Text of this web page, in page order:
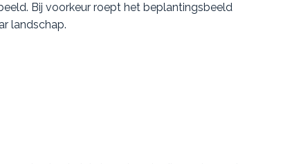
Bij voorkeur roept het beplantingsbeeld
landschap.